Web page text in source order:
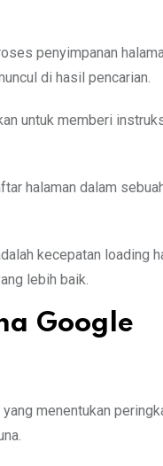
penyimpanan
di hasil pencarian.
untuk memberi
halaman dalam
kecepatan loading
lebih baik.
Google
menentukan